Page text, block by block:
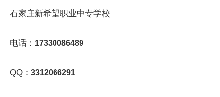
石家庄新希望职业中专学校
电话： 17330086489
QQ： 3312066291